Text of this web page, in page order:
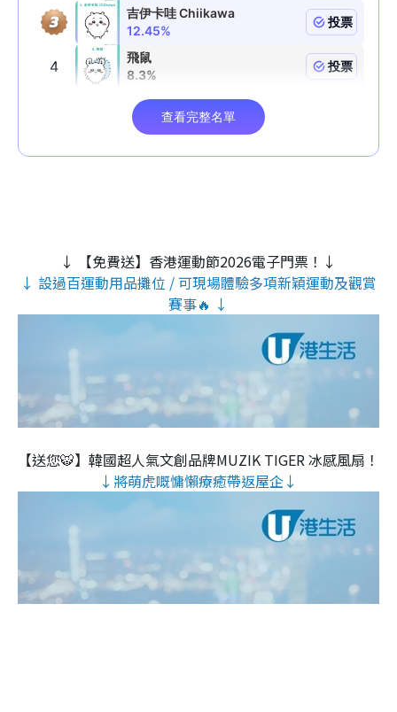
↓ 【免費送】香港運動節2026電子門票！↓
↓ 設過百運動用品攤位 / 可現場體驗多項新穎運動及觀賞
賽事🔥 ↓
【送您🐯】韓國超人氣文創品牌MUZIK TIGER 冰感風扇！
↓將萌虎嘅慵懶療癒帶返屋企↓